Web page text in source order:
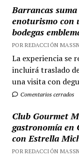
Barrancas
enoturismo con
bodegas
POR REDACCIÓN
La experiencia se
incluirá traslado
una visita con
Comentarios cerrados
Club Gourmet
gastronomía en
con Estrella
POR REDACCIÓN